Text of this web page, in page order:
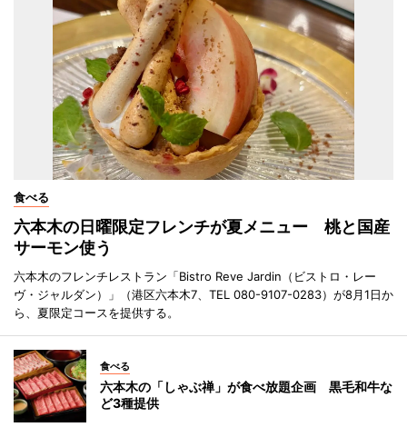
食べる
六本木の日曜限定フレンチが夏メニュー 桃と国産
サーモン使う
六本木のフレンチレストラン「Bistro Reve Jardin（ビストロ・レー
ヴ・ジャルダン）」（港区六本木7、TEL 080-9107-0283）が8月1日か
ら、夏限定コースを提供する。
食べる
六本木の「しゃぶ禅」が食べ放題企画 黒毛和牛な
ど3種提供